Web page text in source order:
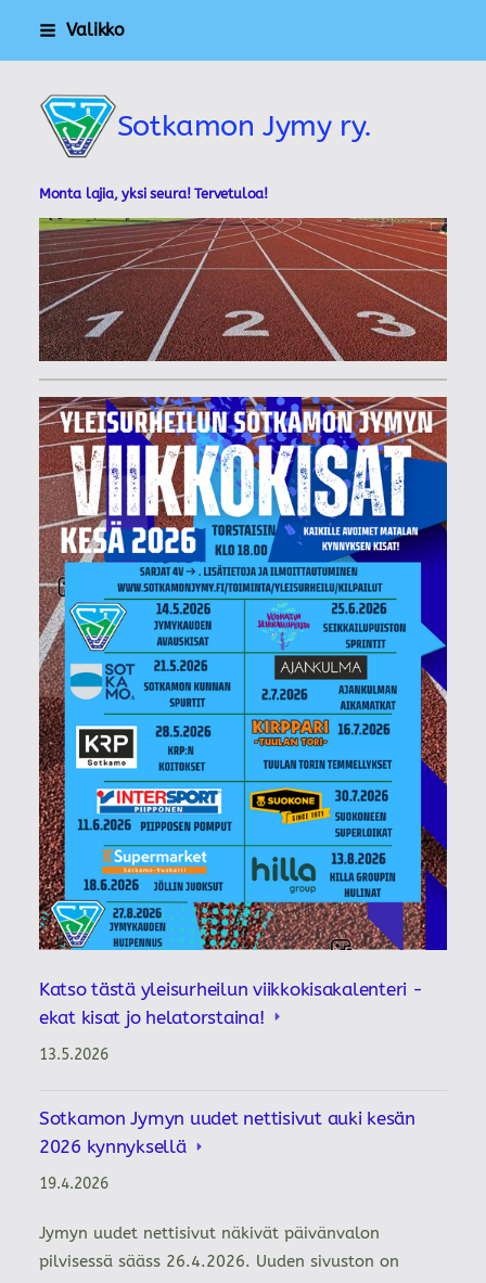
Siirry
Valikko
Sotkamon Jymy ry.
Monta lajia, yksi seura! Tervetuloa!
Katso tästä yleisurheilun viikkokisakalenteri -
ekat kisat jo helatorstaina!
13.5.2026
Sotkamon Jymyn uudet nettisivut auki kesän
2026 kynnyksellä
19.4.2026
Jymyn uudet nettisivut näkivät päivänvalon
pilvisessä sääss 26.4.2026. Uuden sivuston on